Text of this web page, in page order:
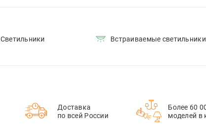
Светильники Встраиваемые светильники
Доставка
по всей России
Более 60
моделей в